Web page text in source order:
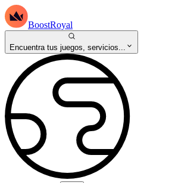
BoostRoyal
Encuentra tus juegos, servicios...